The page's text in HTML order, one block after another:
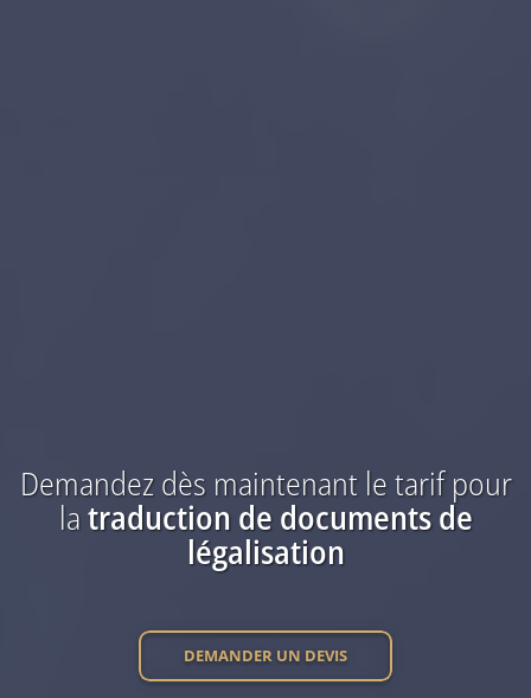
Demandez dès maintenant le tarifpour
latraduction de documents de
légalisation
DEMANDER UN DEVIS